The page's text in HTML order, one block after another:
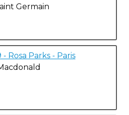
Germain
Rosa Parks - Paris